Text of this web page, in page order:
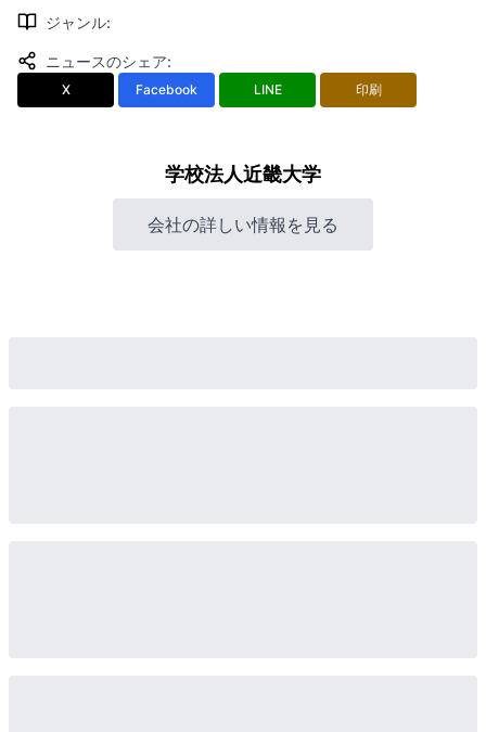
ジャンル:
ニュースのシェア:
X Facebook LINE 印刷
学校法人近畿大学
会社の詳しい情報を見る